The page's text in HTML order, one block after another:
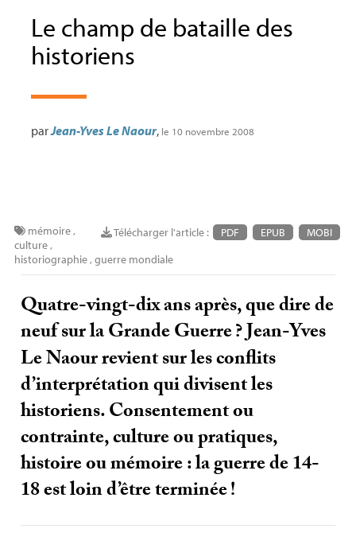
Le champ de bataille des
historiens
parJean-Yves Le Naour, le 10 novembre 2008
Télécharger l'article : PDF EPUB MOBI
mémoire,
culture,
historiographie,guerre mondiale
Quatre-vingt-dix ans après, que dire de
neuf sur la Grande Guerre? Jean-Yves
Le Naour revient sur les conflits
d’interprétation qui divisent les
historiens. Consentement ou
contrainte, culture ou pratiques,
histoire ou mémoire : la guerre de 14-
18 est loin d’être terminée!